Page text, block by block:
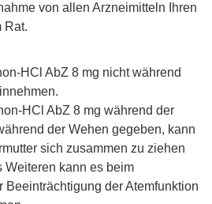
von allen Arzneimitteln Ihren
Rat.
HCl AbZ 8 mg nicht während
HCl AbZ 8 mg während der
der Wehen gegeben, kann
sich zusammen zu ziehen
Weiteren kann es beim
Beeinträchtigung der Atemfunktion